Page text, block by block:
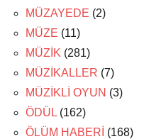
MÜZAYEDE (2)
MÜZE (11)
MÜZİK (281)
MÜZİKALLER (7)
MÜZİKLİ OYUN (3)
ÖDÜL (162)
ÖLÜM HABERİ (168)